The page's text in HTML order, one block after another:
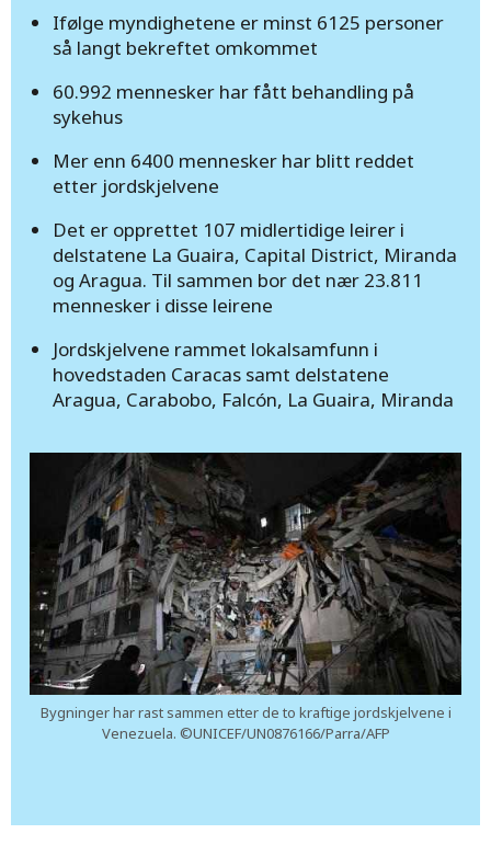
Venezuela
To kraftige jordskjelv har rammet
Ifølge myndighetene er minst 6125 personer
så langt bekreftet omkommet
60.992 mennesker har fått behandling på
sykehus
Mer enn 6400 mennesker har blitt reddet
etter jordskjelvene
Det er opprettet 107 midlertidige leirer i
delstatene La Guaira, Capital District, Miranda
og Aragua. Til sammen bor det nær 23.811
mennesker i disse leirene
Jordskjelvene rammet lokalsamfunn i
hovedstaden Caracas samt delstatene
Aragua, Carabobo, Falcón, La Guaira, Miranda
Bygninger har rast sammen etter de to kraftige jordskjelvene i
Venezuela. ©UNICEF/UN0876166/Parra/AFP